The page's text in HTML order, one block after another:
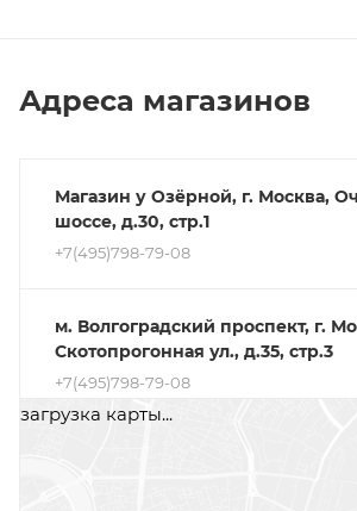
Адреса магазинов
Магазин у Озёрной, г. Москва,
шоссе, д.30, стр.1
+7(495)798-79-08
м. Волгоградский проспект, г.
Скотопрогонная ул., д.35, стр.3
+7(495)798-79-08
загрузка карты...